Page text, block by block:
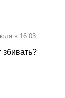
в 16:03
збивать?